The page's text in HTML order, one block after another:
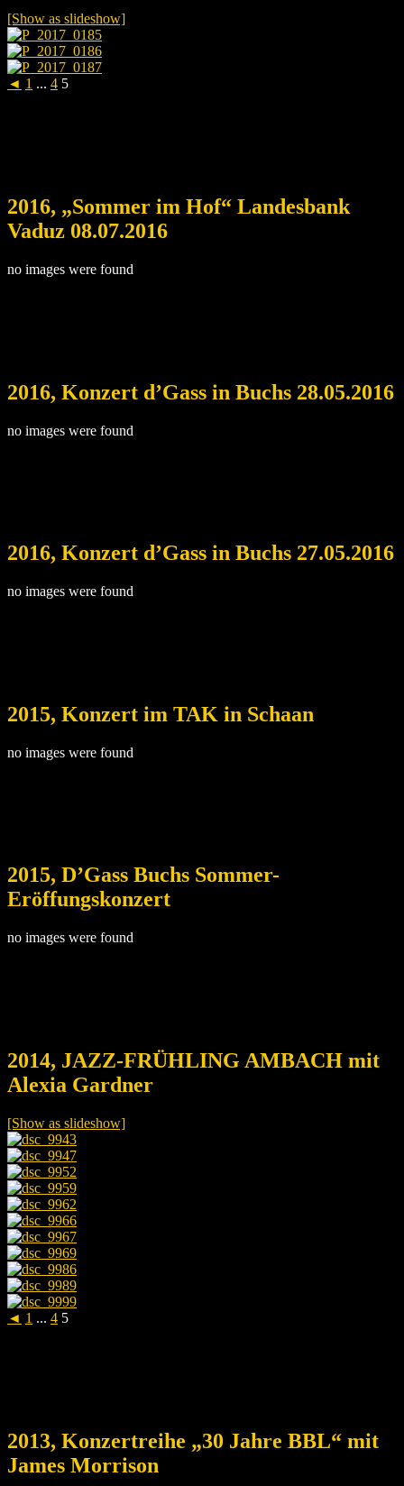
[Show as slideshow]
◄ 1 ... 4 5
2016, „Sommer im Hof“ Landesbank
Vaduz 08.07.2016
no images were found
2016, Konzert d’Gass in Buchs 28.05.2016
no images were found
2016, Konzert d’Gass in Buchs 27.05.2016
no images were found
2015, Konzert im TAK in Schaan
no images were found
2015, D’Gass Buchs Sommer-
Eröffungskonzert
no images were found
2014, JAZZ-FRÜHLING AMBACH mit
Alexia Gardner
[Show as slideshow]
◄ 1 ... 4 5
2013, Konzertreihe „30 Jahre BBL“ mit
James Morrison